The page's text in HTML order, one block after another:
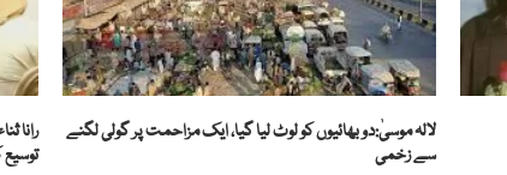
لالہ موسیٰ:دو بھائیوں کو لوٹ لیا گیا، ایک مزاحمت پر گولی لگنے
سے زخمی
رانا
توسیع